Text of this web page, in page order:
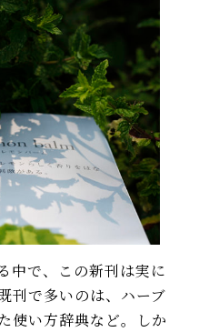
中で、この新刊は実に
刊で多いのは、ハーブ
使い方辞典など。しか